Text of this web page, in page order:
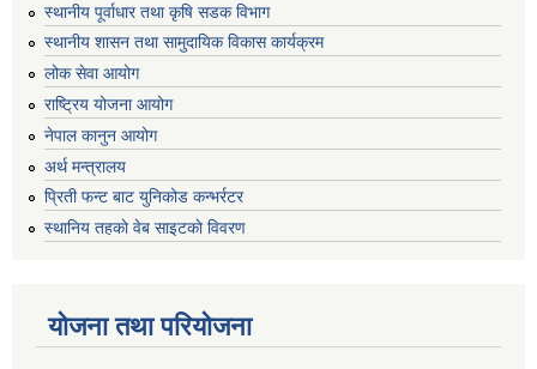
स्थानीय पूर्वाधार तथा कृषि सडक विभाग
स्थानीय शासन तथा सामुदायिक विकास कार्यक्रम
लोक सेवा आयोग
राष्ट्रिय योजना आयोग
नेपाल कानुन आयोग
अर्थ मन्त्रालय
प्रिती फन्ट बाट युनिकोड कन्भर्रटर
स्थानिय तहकाे वेब साइटकाे विवरण
योजना तथा परियोजना